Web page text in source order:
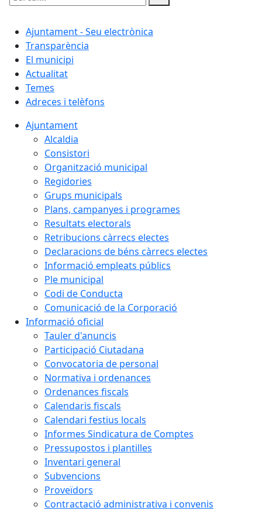
Cercar:
Ajuntament - Seu electrònica
Transparència
El municipi
Actualitat
Temes
Adreces i telèfons
Ajuntament
Alcaldia
Consistori
Organització municipal
Regidories
Grups municipals
Plans, campanyes i programes
Resultats electorals
Retribucions càrrecs electes
Declaracions de béns càrrecs electes
Informació empleats públics
Ple municipal
Codi de Conducta
Comunicació de la Corporació
Informació oficial
Tauler d'anuncis
Participació Ciutadana
Convocatoria de personal
Normativa i ordenances
Ordenances fiscals
Calendaris fiscals
Calendari festius locals
Informes Sindicatura de Comptes
Pressupostos i plantilles
Inventari general
Subvencions
Proveïdors
Contractació administrativa i convenis